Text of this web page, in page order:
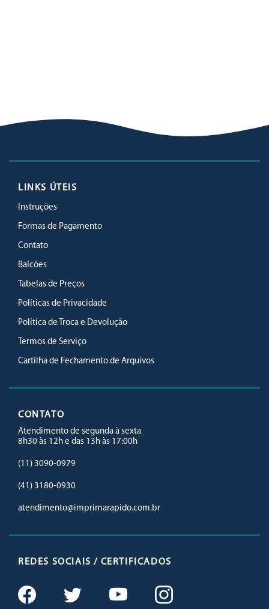
LINKS ÚTEIS
Instruções
Formas de Pagamento
Contato
Balcões
Tabelas de Preços
Políticas de Privacidade
Política de Troca e Devolução
Termos de Serviço
Cartilha de Fechamento de Arquivos
CONTATO
Atendimento de segunda à sexta
8h30 às 12h e das 13h às 17:00h
(11) 3090-0979
(41) 3180-0930
atendimento@imprimarapido.com.br
REDES SOCIAIS / CERTIFICADOS